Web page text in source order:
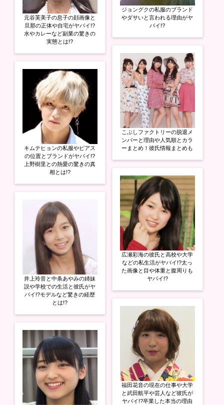
元谷芙美子の息子の顔画像と
旦那の正体や自宅がヤバイ!?
水やカレーなど副業の驚きの
実態とは!?
キムテヒョンの私服やピアス
の位置とブランドがヤバイ!?
上野樹里との熱愛の驚きの真
相とは!?
井上玲音と中条あやみの姉妹
説や学校での生活と彼氏がヤ
バイ!?モデルなど驚きの経歴
とは!?
ジョングクの私服のブランド
やダサいと言われる理由がヤ
バイ!?
こぶしファクトリーの脱退メ
ンバーと理由や人気順とカラ
ーまとめ！彼氏情報まとめも
広瀬彩海の彼氏と高校や大学
などの私生活がヤバイ!?太っ
た画像と目や体重と腹周りも
ヤバイ!?
福田花音の現在の仕事や大学
と武田航平や芸人など彼氏が
ヤバイ!?卒業した本当の理由